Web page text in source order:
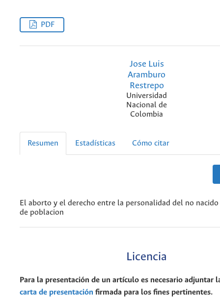
PDF
Jose Luis
Aramburo
Restrepo
Universidad
Nacional de
Colombia
Resumen Estadísticas Cómo citar
El aborto y el derecho entre la personalidad del no
de poblacion
Licencia
Para la presentación de un artículo es necesario adjuntar
carta de presentación firmada para los fines pertinentes.